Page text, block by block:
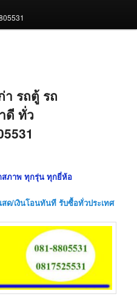
า รถตู้ รถ
ดี ทั่ว
สภาพ ทุกรุ่น ทุกยี่ห้อ
สด/เงินโอนทันที รับซื้อทั่วประเทศ